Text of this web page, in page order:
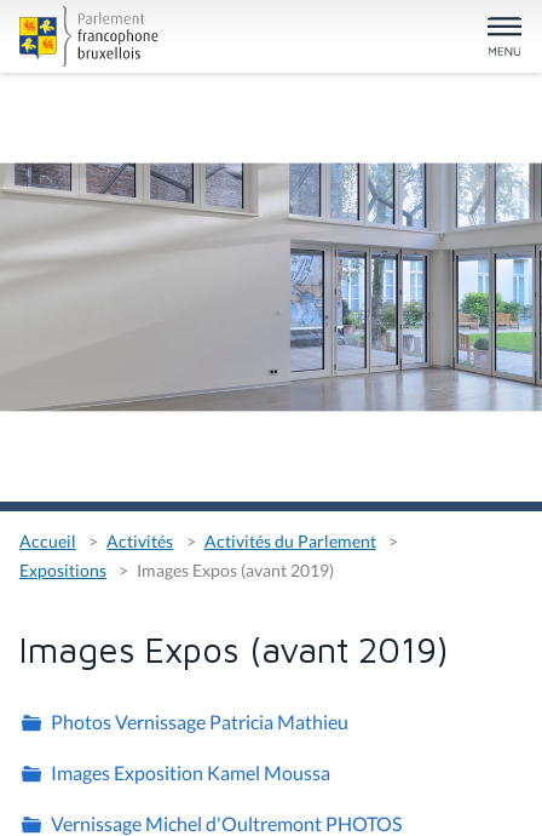
Accueil Activités
Activités du Parlement
Expositions
Images Expos (avant 2019)
Images Expos (avant 2019)
Photos Vernissage Patricia Mathieu
Images Exposition Kamel Moussa
Vernissage Michel d'Oultremont PHOTOS